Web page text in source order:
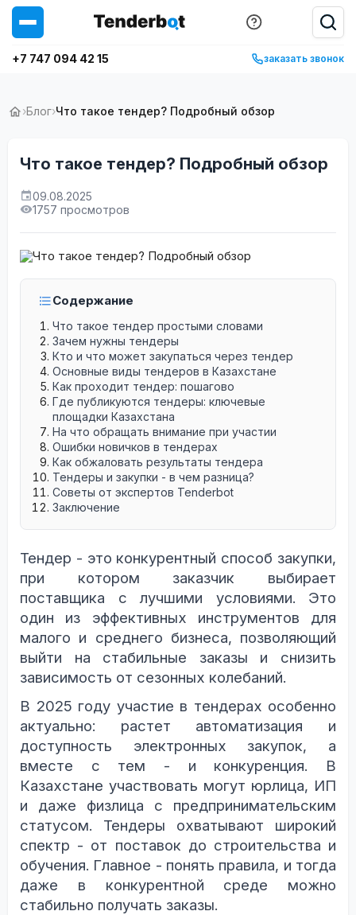
+7 747 094 42 15 заказать звонок
›Блог›Что такое тендер? Подробный обзор
Что такое тендер? Подробный обзор
09.08.2025
1757 просмотров
Содержание
Что такое тендер простыми словами
Зачем нужны тендеры
Кто и что может закупаться через тендер
Основные виды тендеров в Казахстане
Как проходит тендер: пошагово
Где публикуются тендеры: ключевые
площадки Казахстана
На что обращать внимание при участии
Ошибки новичков в тендерах
Как обжаловать результаты тендера
Тендеры и закупки - в чем разница?
Советы от экспертов Tenderbot
Заключение
Тендер - это конкурентный способ закупки,
при котором заказчик выбирает
поставщика с лучшими условиями. Это
один из эффективных инструментов для
малого и среднего бизнеса, позволяющий
выйти на стабильные заказы и снизить
зависимость от сезонных колебаний.
В 2025 году участие в тендерах особенно
актуально: растет автоматизация и
доступность электронных закупок, а
вместе с тем - и конкуренция. В
Казахстане участвовать могут юрлица, ИП
и даже физлица с предпринимательским
статусом. Тендеры охватывают широкий
спектр - от поставок до строительства и
обучения. Главное - понять правила, и тогда
даже в конкурентной среде можно
стабильно получать заказы.